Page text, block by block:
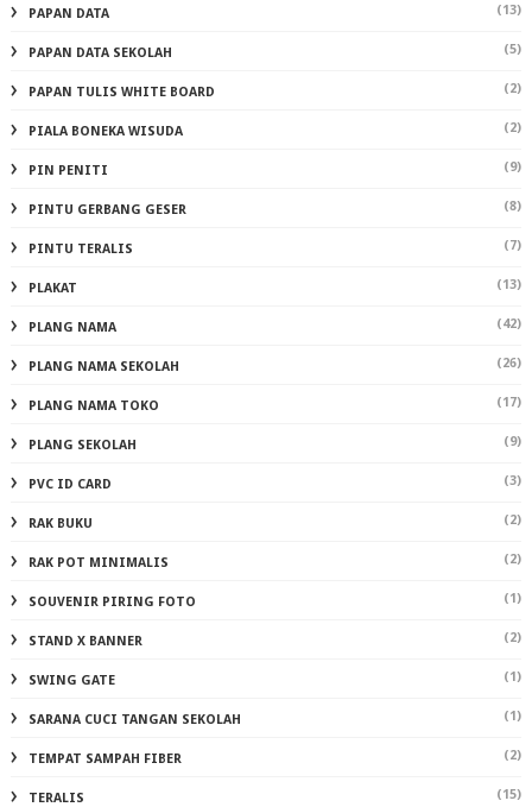
PAPAN DATA (13)
PAPAN DATA SEKOLAH (5)
PAPAN TULIS WHITE BOARD (2)
PIALA BONEKA WISUDA (2)
PIN PENITI (9)
PINTU GERBANG GESER (8)
PINTU TERALIS (7)
PLAKAT (13)
PLANG NAMA (42)
PLANG NAMA SEKOLAH (26)
PLANG NAMA TOKO (17)
PLANG SEKOLAH (9)
PVC ID CARD (3)
RAK BUKU (2)
RAK POT MINIMALIS (2)
SOUVENIR PIRING FOTO (1)
STAND X BANNER (2)
SWING GATE (1)
SARANA CUCI TANGAN SEKOLAH (1)
TEMPAT SAMPAH FIBER (2)
TERALIS (15)